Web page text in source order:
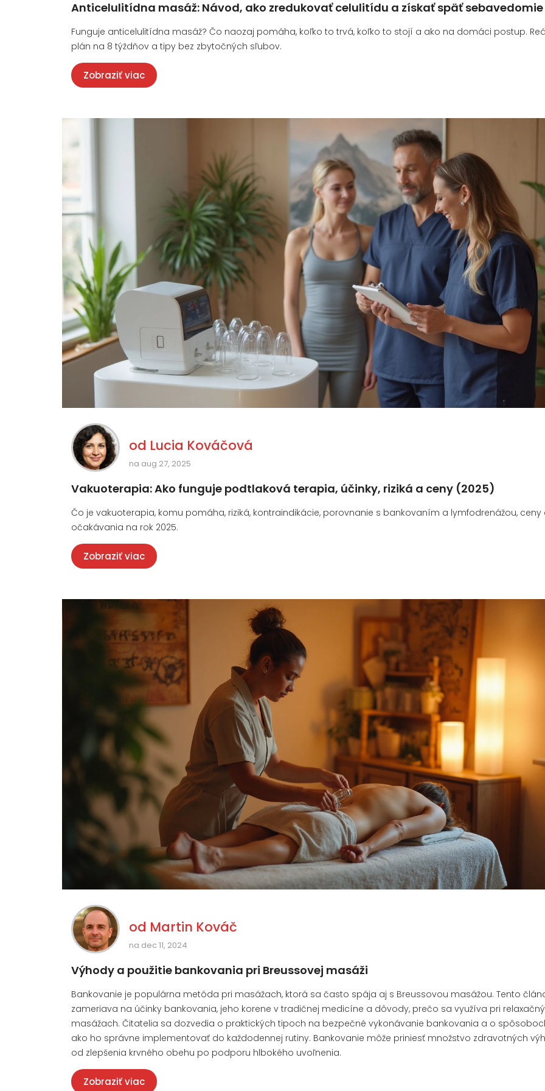
Anticelulitídna masáž: Návod, ako zredukovať celulitídu a získať späť sebavedomie
Funguje anticelulitídna masáž? Čo naozaj pomáha, koľko to trvá, koľko to stojí a ako na domáci postup.
plán na 8 týždňov a tipy bez zbytočných sľubov.
Zobraziť viac
od Lucia Kováčová
na aug 27, 2025
Vakuoterapia: Ako funguje podtlaková terapia, účinky, riziká a ceny (2025)
Čo je vakuoterapia, komu pomáha, riziká, kontraindikácie, porovnanie s bankovaním a lymfodrenážou, ceny
očakávania na rok 2025.
Zobraziť viac
od Martin Kováč
na dec 11, 2024
Výhody a použitie bankovania pri Breussovej masáži
Bankovanie je populárna metóda pri masážach, ktorá sa často spája aj s Breussovou masážou. Tento
zameriava na účinky bankovania, jeho korene v tradičnej medicíne a dôvody, prečo sa využíva pri
masážach. Čitatelia sa dozvedia o praktických tipoch na bezpečné vykonávanie bankovania a o
ako ho správne implementovať do každodennej rutiny. Bankovanie môže priniesť množstvo zdravotných
od zlepšenia krvného obehu po podporu hlbokého uvoľnenia.
Zobraziť viac